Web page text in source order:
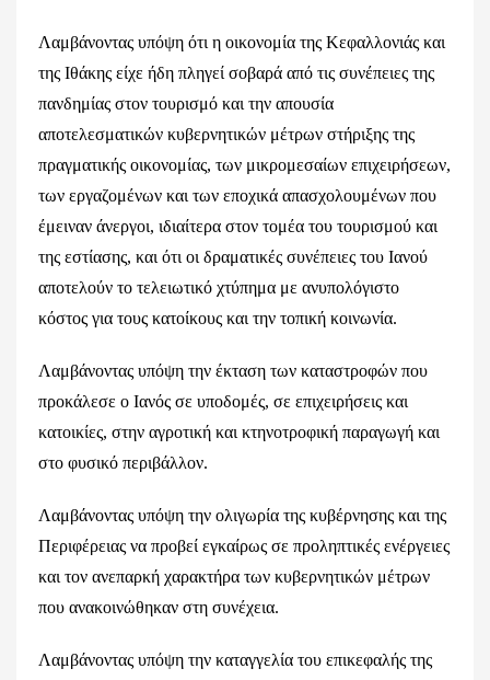
Λαμβάνοντας υπόψη ότι η οικονομία της Κεφαλλονιάς και
της Ιθάκης είχε ήδη πληγεί σοβαρά από τις συνέπειες της
πανδημίας στον τουρισμό και την απουσία
αποτελεσματικών κυβερνητικών μέτρων στήριξης της
πραγματικής οικονομίας, των μικρομεσαίων επιχειρήσεων,
των εργαζομένων και των εποχικά απασχολουμένων που
έμειναν άνεργοι, ιδιαίτερα στον τομέα του τουρισμού και
της εστίασης, και ότι οι δραματικές συνέπειες του Ιανού
αποτελούν το τελειωτικό χτύπημα με ανυπολόγιστο
κόστος για τους κατοίκους και την τοπική κοινωνία.
Λαμβάνοντας υπόψη την έκταση των καταστροφών που
προκάλεσε ο Ιανός σε υποδομές, σε επιχειρήσεις και
κατοικίες, στην αγροτική και κτηνοτροφική παραγωγή και
στο φυσικό περιβάλλον.
Λαμβάνοντας υπόψη την ολιγωρία της κυβέρνησης και της
Περιφέρειας να προβεί εγκαίρως σε προληπτικές ενέργειες
και τον ανεπαρκή χαρακτήρα των κυβερνητικών μέτρων
που ανακοινώθηκαν στη συνέχεια.
Λαμβάνοντας υπόψη την καταγγελία του επικεφαλής της